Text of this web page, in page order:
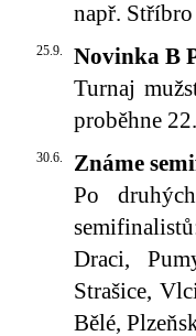
např. Stříbro
25.9.
Novinka B
Turnaj
proběhne
30.6.
Známe
Po
Draci,
Strašice,
Bělé,